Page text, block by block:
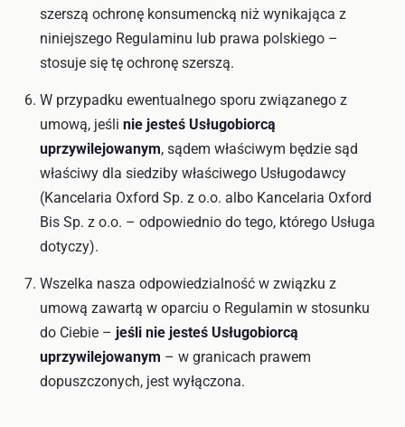
szerszą ochronę konsumencką niż wynikająca z
niniejszego Regulaminu lub prawa polskiego –
stosuje się tę ochronę szerszą.
W przypadku ewentualnego sporu związanego z
umową, jeśli nie jesteś Usługobiorcą
uprzywilejowanym, sądem właściwym będzie sąd
właściwy dla siedziby właściwego Usługodawcy
(Kancelaria Oxford Sp. z o.o. albo Kancelaria Oxford
Bis Sp. z o.o. – odpowiednio do tego, którego Usługa
dotyczy).
Wszelka nasza odpowiedzialność w związku z
umową zawartą w oparciu o Regulamin w stosunku
do Ciebie – jeśli nie jesteś Usługobiorcą
uprzywilejowanym – w granicach prawem
dopuszczonych, jest wyłączona.